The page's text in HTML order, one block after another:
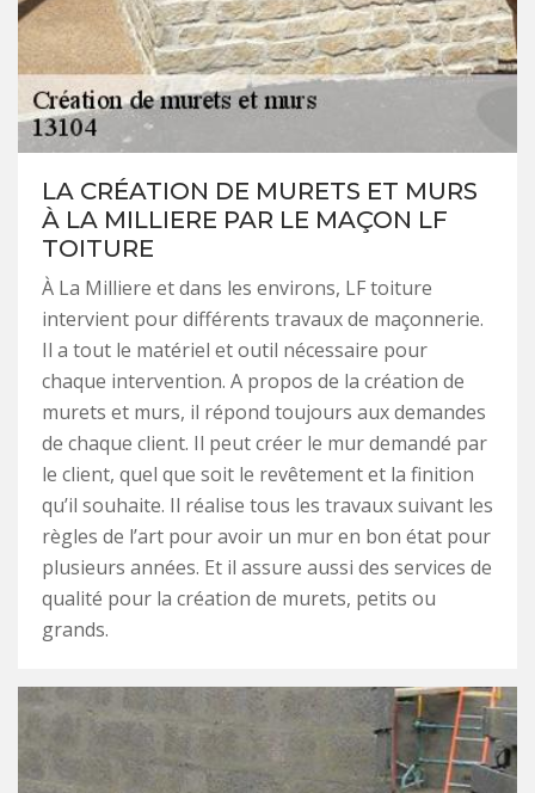
LA CRÉATION DE MURETS ET MURS
À LA MILLIERE PAR LE MAÇON LF
TOITURE
À La Milliere et dans les environs, LF toiture
intervient pour différents travaux de maçonnerie.
Il a tout le matériel et outil nécessaire pour
chaque intervention. A propos de la création de
murets et murs, il répond toujours aux demandes
de chaque client. Il peut créer le mur demandé par
le client, quel que soit le revêtement et la finition
qu’il souhaite. Il réalise tous les travaux suivant les
règles de l’art pour avoir un mur en bon état pour
plusieurs années. Et il assure aussi des services de
qualité pour la création de murets, petits ou
grands.